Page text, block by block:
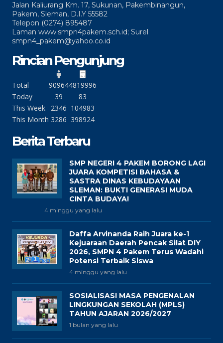
Jalan Kaliurang Km. 17, Sukunan, Pakembinangun,
Pakem, Sleman, D.I.Y 55582
Telepon (0274) 895487
Laman www.smpn4pakem.sch.id; Surel
smpn4_pakem@yahoo.co.id
Rincian Pengunjung
Total 909644819996
Today
39
83
This Week
2346 104983
This Month 3286 398924
Berita Terbaru
SMP NEGERI 4 PAKEM BORONG LAGI
JUARA KOMPETISI BAHASA &
SASTRA DINAS KEBUDAYAAN
SLEMAN: BUKTI GENERASI MUDA
CINTA BUDAYA!
4 minggu yang lalu
Daffa Arvinanda Raih Juara ke-1
Kejuaraan Daerah Pencak Silat DIY
2026, SMPN 4 Pakem Terus Wadahi
Potensi Terbaik Siswa
4 minggu yang lalu
SOSIALISASI MASA PENGENALAN
LINGKUNGAN SEKOLAH (MPLS)
TAHUN AJARAN 2026/2027
1 bulan yang lalu